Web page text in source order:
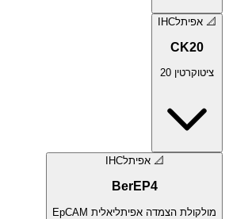
📐 אפיתלIHC
CK20
ציטוקרטין 20
📐 אפיתלIHC
BerEP4
מולקולת הצמדה אפיתליאלית EpCAM